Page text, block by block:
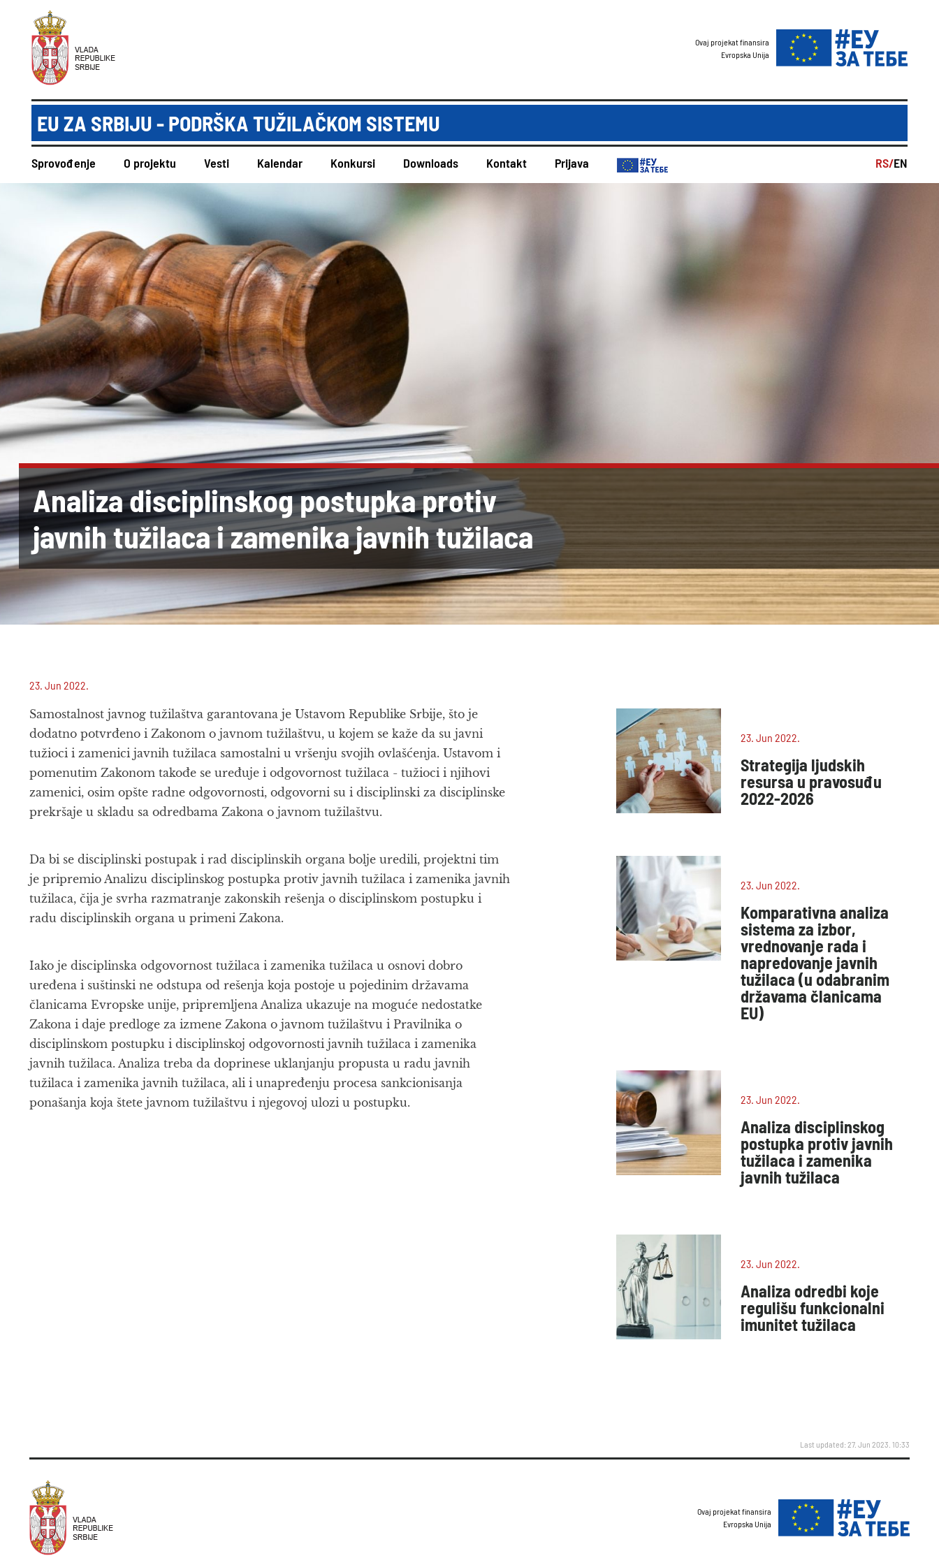
Ovaj projekat finansira
Evropska Unija
EU ZA SRBIJU - PODRŠKA TUŽILAČKOM SISTEMU
Sprovođenje O projektu Vesti Kalendar Konkursi Downloads Kontakt Prijava RS/EN
Analiza disciplinskog postupka protiv
javnih tužilaca i zamenika javnih tužilaca
23. Jun 2022.
Samostalnost javnog tužilaštva garantovana je Ustavom Republike Srbije, što je
dodatno potvrđeno i Zakonom o javnom tužilaštvu, u kojem se kaže da su javni
tužioci i zamenici javnih tužilaca samostalni u vršenju svojih ovlašćenja. Ustavom i
pomenutim Zakonom takođe se uređuje i odgovornost tužilaca - tužioci i njihovi
zamenici, osim opšte radne odgovornosti, odgovorni su i disciplinski za disciplinske
prekršaje u skladu sa odredbama Zakona o javnom tužilaštvu.
Da bi se disciplinski postupak i rad disciplinskih organa bolje uredili, projektni tim
je pripremio Analizu disciplinskog postupka protiv javnih tužilaca i zamenika javnih
tužilaca, čija je svrha razmatranje zakonskih rešenja o disciplinskom postupku i
radu disciplinskih organa u primeni Zakona.
Iako je disciplinska odgovornost tužilaca i zamenika tužilaca u osnovi dobro
uređena i suštinski ne odstupa od rešenja koja postoje u pojedinim državama
članicama Evropske unije, pripremljena Analiza ukazuje na moguće nedostatke
Zakona i daje predloge za izmene Zakona o javnom tužilaštvu i Pravilnika o
disciplinskom postupku i disciplinskoj odgovornosti javnih tužilaca i zamenika
javnih tužilaca. Analiza treba da doprinese uklanjanju propusta u radu javnih
tužilaca i zamenika javnih tužilaca, ali i unapređenju procesa sankcionisanja
ponašanja koja štete javnom tužilaštvu i njegovoj ulozi u postupku.
23. Jun 2022.
Strategija ljudskih
resursa u pravosuđu
2022-2026
23. Jun 2022.
Komparativna analiza
sistema za izbor,
vrednovanje rada i
napredovanje javnih
tužilaca (u odabranim
državama članicama
EU)
23. Jun 2022.
Analiza disciplinskog
postupka protiv javnih
tužilaca i zamenika
javnih tužilaca
23. Jun 2022.
Analiza odredbi koje
regulišu funkcionalni
imunitet tužilaca
Last updated: 27. Jun 2023. 10:33
Ovaj projekat finansira
Evropska Unija